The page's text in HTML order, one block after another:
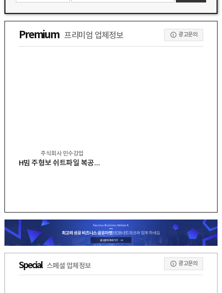
Premium 프리미엄 업체정보 광고문의
주식회사 민수강업
H빔 주형보 쉬트파일 복공판 앵글 스크류잭 유압잭 앵글잭 ㄱ앵글 중고철강
Special 스페셜 업체정보 광고문의